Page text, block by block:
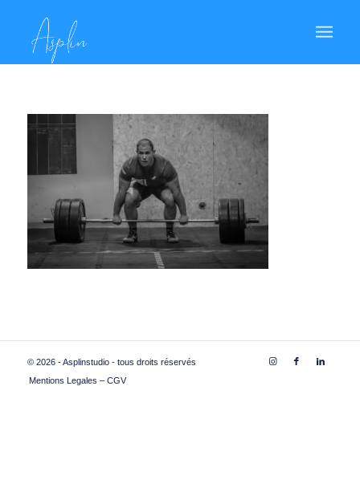
© 2026 - Asplinstudio - tous droits réservés
Mentions Legales – CGV